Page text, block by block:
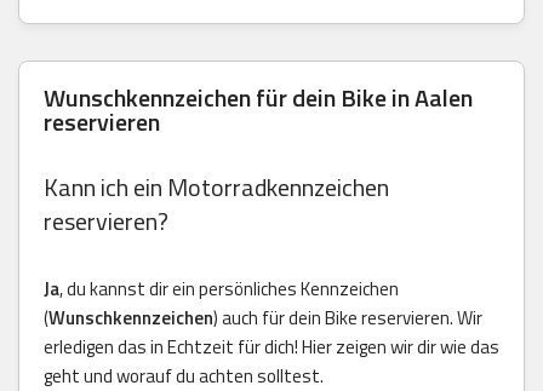
Wunschkennzeichen für dein Bike in Aalen
reservieren
Kann ich ein Motorradkennzeichen
reservieren?
Ja, du kannst dir ein persönliches Kennzeichen
(Wunschkennzeichen) auch für dein Bike reservieren. Wir
erledigen das in Echtzeit für dich! Hier zeigen wir dir wie das
geht und worauf du achten solltest.